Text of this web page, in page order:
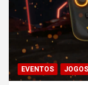
EVENTOS JOGOS